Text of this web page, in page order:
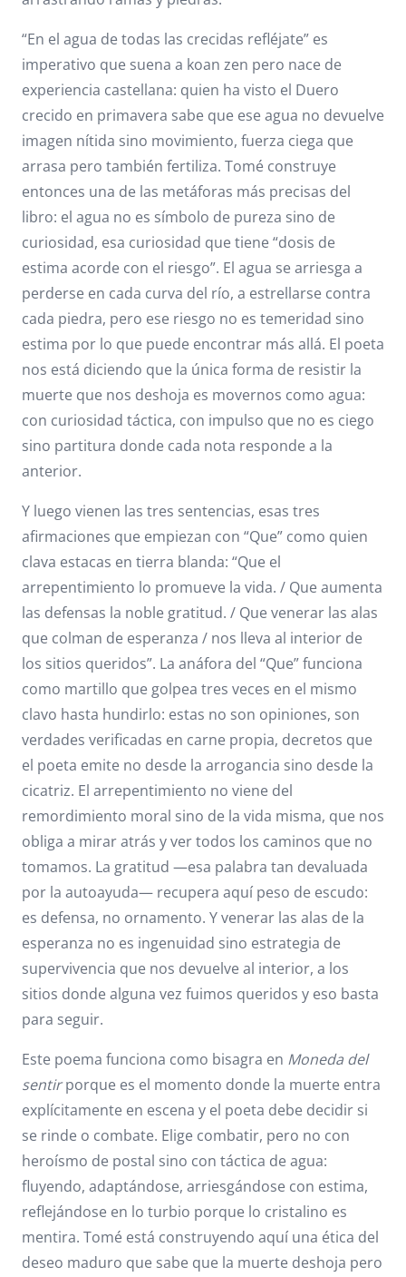
“En el agua de todas las crecidas refléjate” es
imperativo que suena a koan zen pero nace de
experiencia castellana: quien ha visto el Duero
crecido en primavera sabe que ese agua no devuelve
imagen nítida sino movimiento, fuerza ciega que
arrasa pero también fertiliza. Tomé construye
entonces una de las metáforas más precisas del
libro: el agua no es símbolo de pureza sino de
curiosidad, esa curiosidad que tiene “dosis de
estima acorde con el riesgo”. El agua se arriesga a
perderse en cada curva del río, a estrellarse contra
cada piedra, pero ese riesgo no es temeridad sino
estima por lo que puede encontrar más allá. El poeta
nos está diciendo que la única forma de resistir la
muerte que nos deshoja es movernos como agua:
con curiosidad táctica, con impulso que no es ciego
sino partitura donde cada nota responde a la
anterior.
Y luego vienen las tres sentencias, esas tres
afirmaciones que empiezan con “Que” como quien
clava estacas en tierra blanda: “Que el
arrepentimiento lo promueve la vida. / Que aumenta
las defensas la noble gratitud. / Que venerar las alas
que colman de esperanza / nos lleva al interior de
los sitios queridos”. La anáfora del “Que” funciona
como martillo que golpea tres veces en el mismo
clavo hasta hundirlo: estas no son opiniones, son
verdades verificadas en carne propia, decretos que
el poeta emite no desde la arrogancia sino desde la
cicatriz. El arrepentimiento no viene del
remordimiento moral sino de la vida misma, que nos
obliga a mirar atrás y ver todos los caminos que no
tomamos. La gratitud —esa palabra tan devaluada
por la autoayuda— recupera aquí peso de escudo:
es defensa, no ornamento. Y venerar las alas de la
esperanza no es ingenuidad sino estrategia de
supervivencia que nos devuelve al interior, a los
sitios donde alguna vez fuimos queridos y eso basta
para seguir.
Este poema funciona como bisagra en Moneda del
sentirporque es el momento donde la muerte entra
explícitamente en escena y el poeta debe decidir si
se rinde o combate. Elige combatir, pero no con
heroísmo de postal sino con táctica de agua:
fluyendo, adaptándose, arriesgándose con estima,
reflejándose en lo turbio porque lo cristalino es
mentira. Tomé está construyendo aquí una ética del
deseo maduro que sabe que la muerte deshoja pero